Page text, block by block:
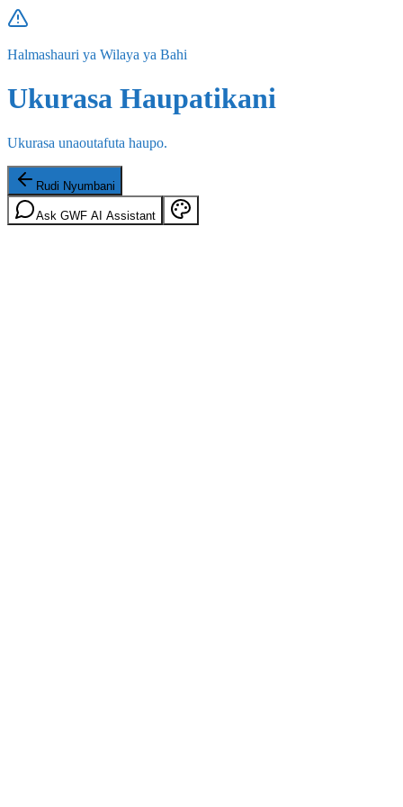
Halmashauri ya Wilaya ya Bahi
Ukurasa Haupatikani
Ukurasa unaoutafuta haupo.
Rudi Nyumbani
Ask GWF AI Assistant